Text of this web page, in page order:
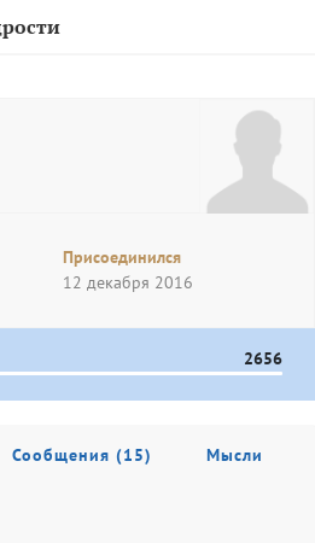
Присоединился
12 декабря 2016
2656
Сообщения (15) Мысли